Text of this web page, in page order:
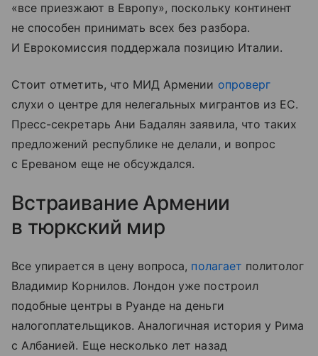
«все приезжают в Европу», поскольку континент
не способен принимать всех без разбора.
И Еврокомиссия поддержала позицию Италии.
Стоит отметить, что МИД Армении опроверг
слухи о центре для нелегальных мигрантов из ЕС.
Пресс-секретарь Ани Бадалян заявила, что таких
предложений республике не делали, и вопрос
с Ереваном еще не обсуждался.
Встраивание Армении
в тюркский мир
Все упирается в цену вопроса, полагает политолог
Владимир Корнилов. Лондон уже построил
подобные центры в Руанде на деньги
налогоплательщиков. Аналогичная история у Рима
с Албанией. Еще несколько лет назад